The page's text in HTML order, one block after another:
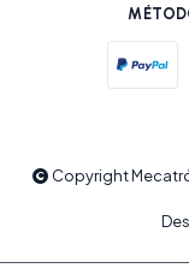
Copyright